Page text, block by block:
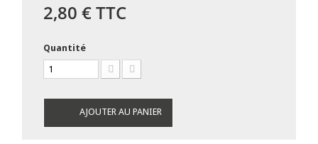
2,80 €TTC
Quantité
AJOUTER AU PANIER